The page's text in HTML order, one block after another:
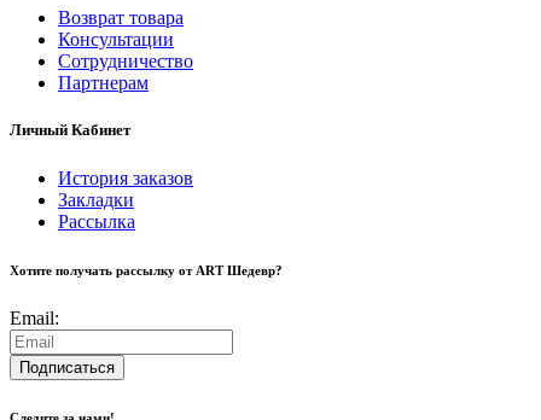
Возврат товара
Консультации
Сотрудничество
Партнерам
Личный Кабинет
История заказов
Закладки
Рассылка
Хотите получать рассылку от ART Шедевр?
Email:
Подписаться
Следите за нами!